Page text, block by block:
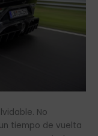
No
tiempo de vuelta